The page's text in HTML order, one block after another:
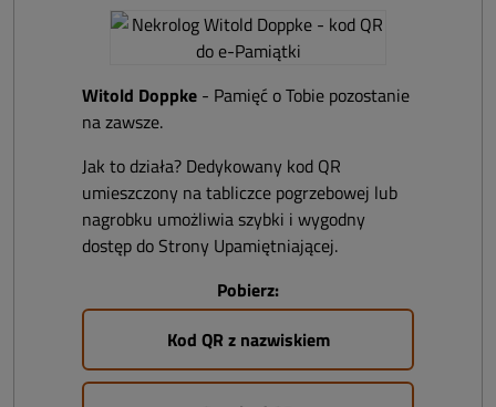
Witold Doppke - Pamięć o Tobie pozostanie
na zawsze.
Jak to działa? Dedykowany kod QR
umieszczony na tabliczce pogrzebowej lub
nagrobku umożliwia szybki i wygodny
dostęp do Strony Upamiętniającej.
Pobierz:
Kod QR z nazwiskiem